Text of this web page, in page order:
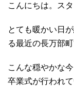
こんにちは。ス
とても暖かい日
る最近の長万部町
こんな穏やかな
卒業式が行われ